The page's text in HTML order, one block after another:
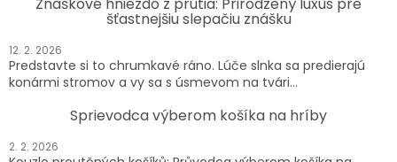
Znáškové hniezdo z prútia: Prirodzený luxus pre
šťastnejšiu slepačiu znášku
12. 2. 2026
Predstavte si to chrumkavé ráno. Lúče slnka sa predierajú
konármi stromov a vy sa s úsmevom na tvári...
Sprievodca výberom košíka na hríby
2. 2. 2026